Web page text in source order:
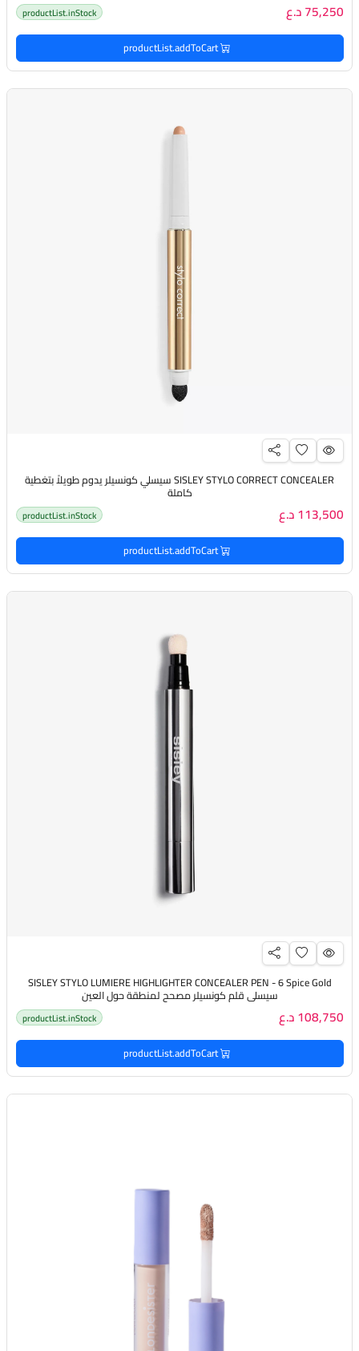
75,250 د.ع productList.inStock
productList.addToCart
SISLEY STYLO CORRECT CONCEALER سيسلي كونسيلر يدوم طويلاً بتغطية
كاملة
113,500 د.ع productList.inStock
productList.addToCart
SISLEY STYLO LUMIERE HIGHLIGHTER CONCEALER PEN - 6 Spice Gold
سيسلي قلم كونسيلر مصحح لمنطقة حول العين
108,750 د.ع productList.inStock
productList.addToCart